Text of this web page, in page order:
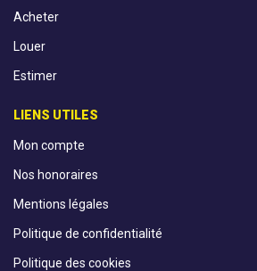
Acheter
Louer
Estimer
LIENS UTILES
Mon compte
Nos honoraires
Mentions légales
Politique de confidentialité
Politique des cookies